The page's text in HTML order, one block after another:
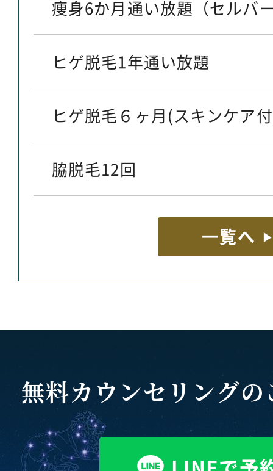
痩身6か月通い放題（セルバ
ヒゲ脱毛1年通い放題
ヒゲ脱毛６ヶ月(スキンケア
脇脱毛12回
一覧へ
無料カウンセリング